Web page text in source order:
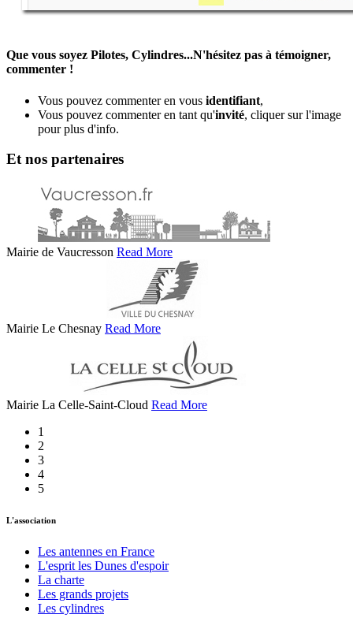
Que vous soyez Pilotes, Cylindres...N'hésitez pas à témoigner,
commenter !
Vous pouvez commenter en vous identifiant,
Vous pouvez commenter en tant qu'invité, cliquer sur l'image
pour plus d'info.
Et nos partenaires
Mairie de Vaucresson Read More
Mairie Le Chesnay Read More
Mairie La Celle-Saint-Cloud Read More
1
2
3
4
5
L'association
Les antennes en France
L'esprit les Dunes d'espoir
La charte
Les grands projets
Les cylindres